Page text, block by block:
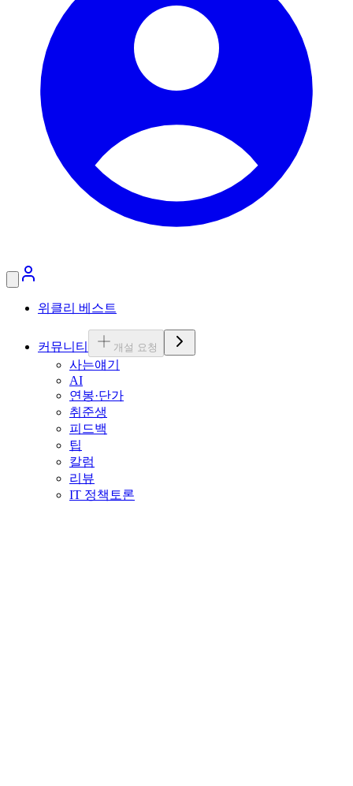
위클리 베스트
커뮤니티 개설 요청
사는얘기
AI
연봉·단가
취준생
피드백
팁
칼럼
리뷰
IT 정책토론